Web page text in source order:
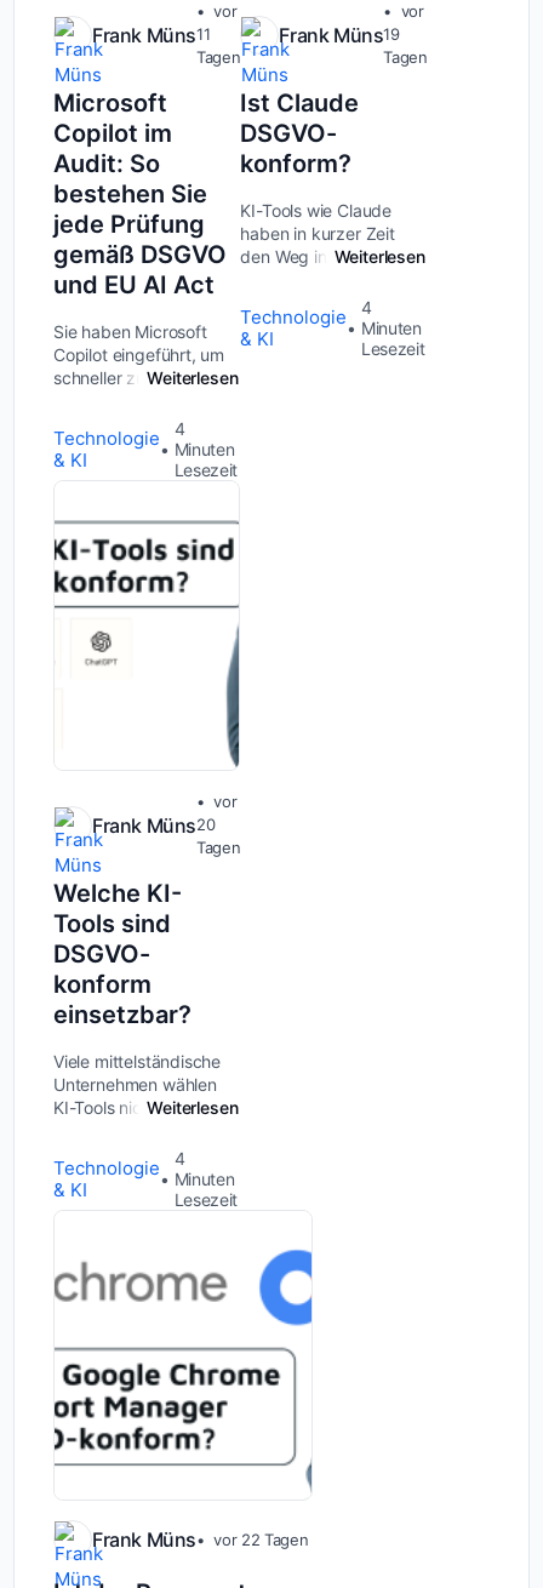
Frank Müns
vor
11
Tagen
Microsoft
Copilot im
Audit: So
bestehen Sie
jede Prüfung
gemäß DSGVO
und EU AI Act
Sie haben Microsoft
Copilot eingeführt, um
schneller zu arbeiten,
nutzen und Prozesse zu
modernisieren. Genau
damit wächst aber auch
der Druck, jede Facette
der Nutzung lückenlos
bele...
Weiterlesen
Technologie
& KI
4
Minuten
Lesezeit
Frank Müns
vor
19
Tagen
Ist Claude
DSGVO-
konform?
KI-Tools wie Claude
haben in kurzer Zeit
den Weg in viele
und das völlig zurecht.
Sie sparen Zeit,
verbessern Texte und
Weiterlesen
Technologie
& KI
4
Minuten
Lesezeit
Frank Müns
vor
20
Tagen
Welche KI-
Tools sind
DSGVO-
konform
einsetzbar?
Viele mittelständische
Unternehmen wählen
KI-Tools nicht danach
passende Lösung ist,
sondern welches aktuell
am bekanntesten ist.
Das klingt pragmatisch,
Risiko:...
Weiterlesen
Technologie
& KI
4
Minuten
Lesezeit
Frank Müns vor 22 Tagen